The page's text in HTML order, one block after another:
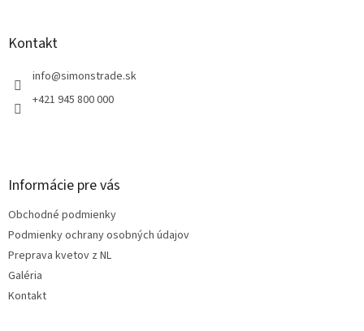
Kontakt
info@simonstrade.sk
+421 945 800 000
Informácie pre vás
Obchodné podmienky
Podmienky ochrany osobných údajov
Preprava kvetov z NL
Galéria
Kontakt